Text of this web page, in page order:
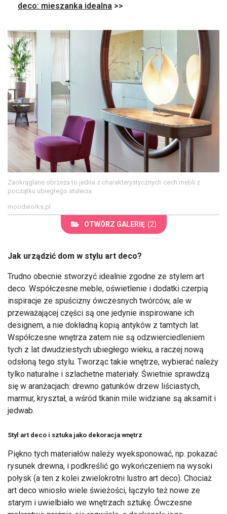
deco: mieszanka idealna >>
Zaokrąglane obrzeża to jedna z charakterystycznych cech mebli z
początku ubiegłego stulecia.
moodworks.pl
OTWÓRZ GALERIĘ (2)
Jak urządzić dom w stylu art deco?
Trudno obecnie stworzyć idealnie zgodne ze stylem art
deco. Współczesne meble, oświetlenie i dodatki czerpią
inspiracje ze spuścizny ówczesnych twórców, ale w
przeważającej części są one jedynie inspirowane ich
designem, a nie dokładną kopią antyków z tamtych lat.
Współczesne wnętrza zatem nie są odzwierciedleniem
tych z lat dwudziestych ubiegłego wieku, a raczej nową
odsłoną tego stylu. Tworząc takie wnętrze, wybierać należy
tylko naturalne i szlachetne materiały. Świetnie sprawdzą
się w aranżacjach: drewno gatunków drzew liściastych,
marmur, kryształ, a wśród tkanin mile widziane są aksamit i
jedwab.
Styl art deco i sztuka jako dekoracja wnętrz
Piękno tych materiałów należy wyeksponować, np. pokazać
rysunek drewna, i podkreślić go wykończeniem na wysoki
połysk (a ten z kolei zwielokrotni lustro art deco). Chociaż
art deco wniosło wiele świeżości, łączyło też nowe ze
starym i uwielbiało we wnętrzach sztukę. Ówczesne